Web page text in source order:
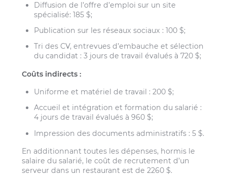
Diffusion de l’offre d’emploi sur un site
spécialisé: 185 $;
Publication sur les réseaux sociaux : 100 $;
Tri des CV, entrevues d’embauche et sélection
du candidat : 3 jours de travail évalués à 720 $;
Coûts indirects :
Uniforme et matériel de travail : 200 $;
Accueil et intégration et formation du salarié :
4 jours de travail évalués à 960 $;
Impression des documents administratifs : 5 $.
En additionnant toutes les dépenses, hormis le
salaire du salarié, le coût de recrutement d’un
serveur dans un restaurant est de 2260 $.